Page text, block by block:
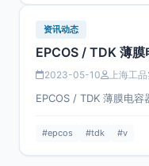
资讯动态
EPCOS / TDK 薄
2023-05-10 上海工
EPCOS / TDK 薄膜电
#epcos #tdk #v